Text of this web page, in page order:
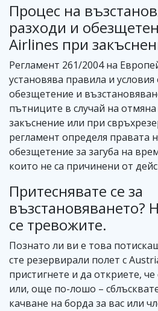
Процес на
разходи и
Airlines при
Регламент 261/2004 на
установява правила и условия
обезщетение и
пътниците в случай на
закъснение или при
регламент определя правата
обезщетение за загуба на
които не са причинени от
Притеснявате се за
възстановяването?
се тревожите.
Познато ли ви е това
сте резервирали полет с
пристигнете и да откриете,
или, още по-лошо – сблъсквате
качване на борда за вас или